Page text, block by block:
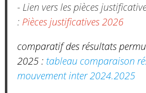
- Lien vers les pièces
: Pièces justificatives 2026
comparatif des résultats
2025 : tableau comparaison
mouvement inter 2024.2025